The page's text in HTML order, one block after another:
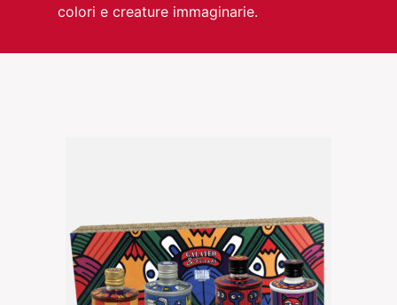
colori e creature immaginarie.